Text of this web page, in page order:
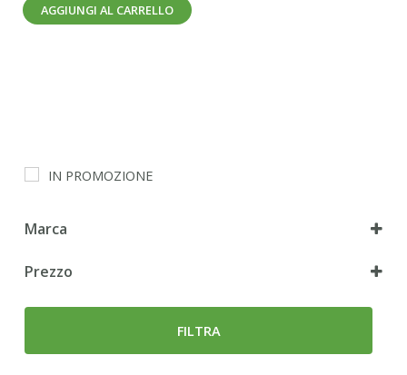
IN PROMOZIONE
Marca
Prezzo
FILTRA
AGGIUNGI AL CARRELLO